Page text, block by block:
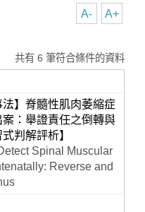
A+
A-
共有 6 筆符合條件的資料
法】脊髓性肌肉萎縮症
案：舉證責任之倒轉與
判解評析】
Spinal Muscular
Reverse and